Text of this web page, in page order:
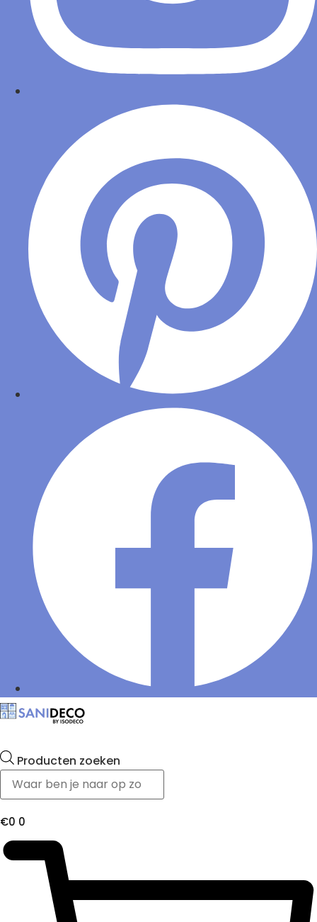
Producten zoeken
€0 0